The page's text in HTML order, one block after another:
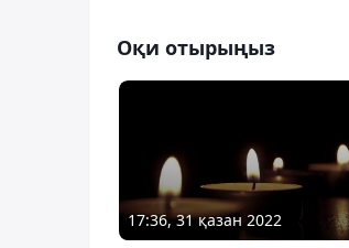
Оқи отырыңыз
17:36, 31 қазан 2022